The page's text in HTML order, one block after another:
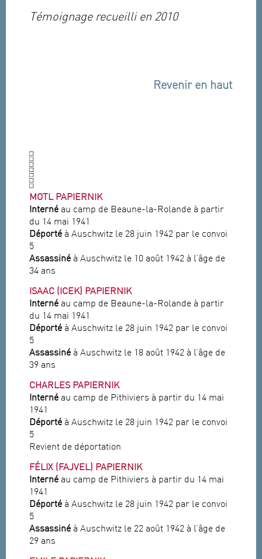
Témoignage recueilli en 2010
Revenir en haut
MOTL PAPIERNIK
Interné au camp de Beaune-la-Rolande à partir
du 14 mai 1941
Déporté à Auschwitz le 28 juin 1942 par le convoi
5
Assassiné à Auschwitz le 10 août 1942 à l’âge de
34 ans
ISAAC (ICEK) PAPIERNIK
Interné au camp de Beaune-la-Rolande à partir
du 14 mai 1941
Déporté à Auschwitz le 28 juin 1942 par le convoi
5
Assassiné à Auschwitz le 18 août 1942 à l’âge de
39 ans
CHARLES PAPIERNIK
Interné au camp de Pithiviers à partir du 14 mai
1941
Déporté à Auschwitz le 28 juin 1942 par le convoi
5
Revient de déportation
FÉLIX (FAJVEL) PAPIERNIK
Interné au camp de Pithiviers à partir du 14 mai
1941
Déporté à Auschwitz le 28 juin 1942 par le convoi
5
Assassiné à Auschwitz le 22 août 1942 à l’âge de
29 ans